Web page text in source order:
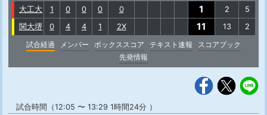
大工大 1 0 0 0 0 1 2
5
関大堺
0 4 4 1 2X 11 13
2
試合経過
メンバー ボックススコア テキスト速報
スコアブック
先発情報
試合時間（12:05 〜 13:29 1時間24分 ）